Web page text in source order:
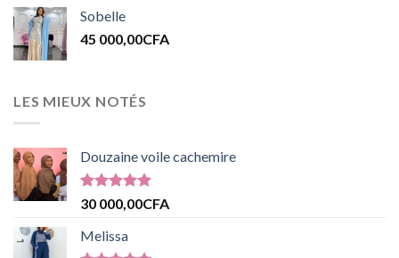
Sobelle
45 000,00CFA
LES MIEUX NOTÉS
Douzaine voile cachemire
Note5.00
30 000,00CFA
Melissa